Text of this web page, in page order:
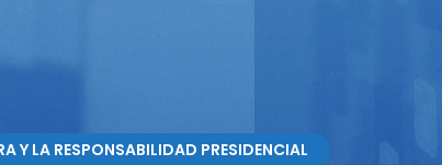
Y LA RESPONSABILIDAD PRESIDENCIAL